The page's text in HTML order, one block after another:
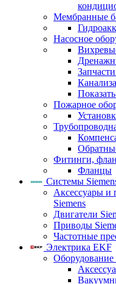
Мембранные
Насосное
Пожарное
Фитинги,
Фланцы
Системы
Аксессуары и
Siemens
Двигатели
Приводы
Частотные
Электрика EKF
Оборудование